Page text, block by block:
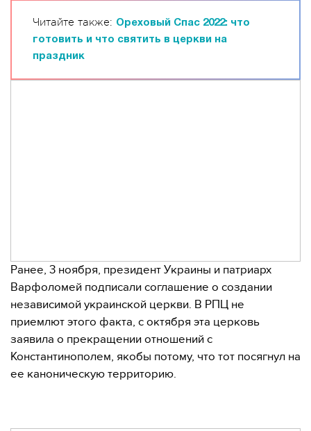
Читайте также: Ореховый Спас 2022: что
готовить и что святить в церкви на
праздник
Ранее, 3 ноября, президент Украины и патриарх
Варфоломей подписали соглашение о создании
независимой украинской церкви. В РПЦ не
приемлют этого факта, с октября эта церковь
заявила о прекращении отношений с
Константинополем, якобы потому, что тот посягнул на
ее каноническую территорию.